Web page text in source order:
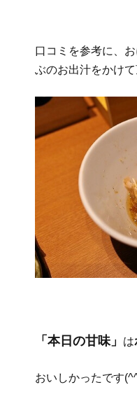
口コミを参考に、
ぶのお出汁をかけ
「本日の甘味」 は
おいしかったです